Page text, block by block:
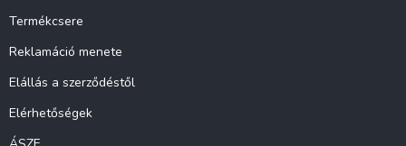
Termékcsere
Reklamáció menete
Elállás a szerződéstől
Elérhetőségek